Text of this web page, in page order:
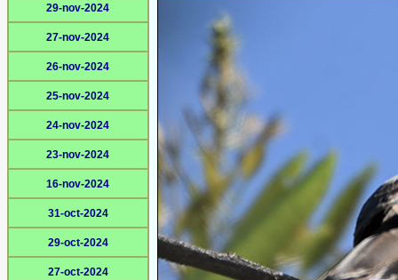
29-nov-2024
27-nov-2024
26-nov-2024
25-nov-2024
24-nov-2024
23-nov-2024
16-nov-2024
31-oct-2024
29-oct-2024
27-oct-2024